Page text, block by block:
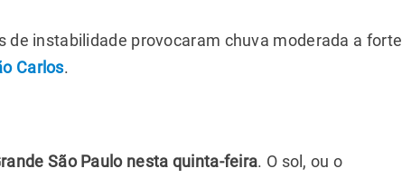
de instabilidade provocaram chuva moderada a forte
Carlos.
São Paulo nesta quinta-feira. O sol, ou o